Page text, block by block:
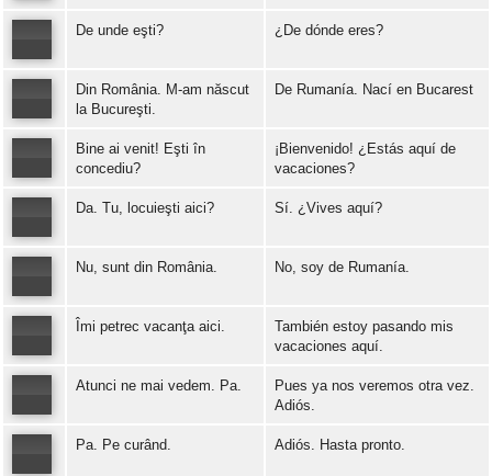
Error loading: "https://www.idiomaspc.com/curso-aprender-rumano-basico/audio/3007.mp3"
De unde eşti? ¿De dónde eres?
Error loading: "https://www.idiomaspc.com/curso-aprender-rumano-basico/audio/3008.mp3"
Din România. M-am născut
la Bucureşti.
De Rumanía. Nací en Bucarest
Bine ai venit! Eşti în
concediu?
¡Bienvenido! ¿Estás aquí de
vacaciones?
Da. Tu, locuieşti aici? Sí. ¿Vives aquí?
Nu, sunt din România. No, soy de Rumanía.
Error loading: "https://www.idiomaspc.com/curso-aprender-rumano-basico/audio/3012.mp3"
Îmi petrec vacanţa aici.
También estoy pasando mis
vacaciones aquí.
Atunci ne mai vedem. Pa.
Pues ya nos veremos otra vez.
Adiós.
Pa. Pe curând. Adiós. Hasta pronto.